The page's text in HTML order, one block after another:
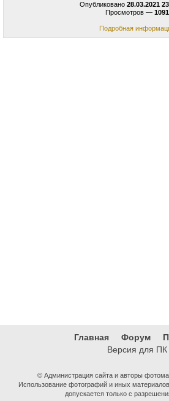
Опубликовано 28.03.2021
Просмотров — 1091
Подробная
Главная Форум
Версия для ПК
© Администрация сайта и авторы
Использование фотографий и иных
допускается только с